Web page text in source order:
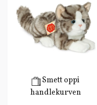
Smett oppi
handlekurven